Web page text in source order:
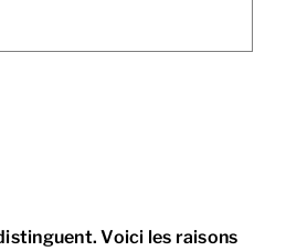
Voici les raisons